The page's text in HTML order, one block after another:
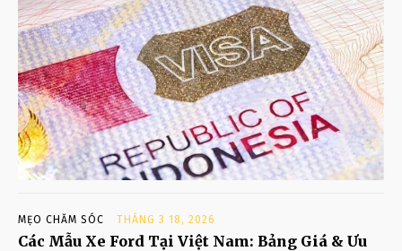
MẸO CHĂM SÓC THÁNG 3 18, 2026
Các Mẫu Xe Ford Tại Việt Nam: Bảng Giá & Ưu